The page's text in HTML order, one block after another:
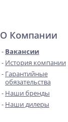
О Компании
Вакансии
История компании
Гарантийные
обязательства
Наши бренды
Наши дилеры